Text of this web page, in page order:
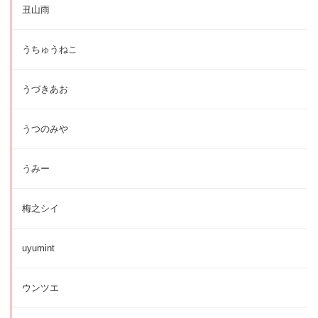
丑山雨
うちゅうねこ
うづきあお
うつのみや
うみー
梅之シイ
uyumint
ウンツエ